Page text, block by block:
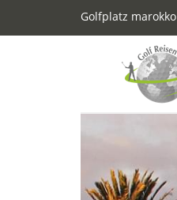
Golfplatz marokko